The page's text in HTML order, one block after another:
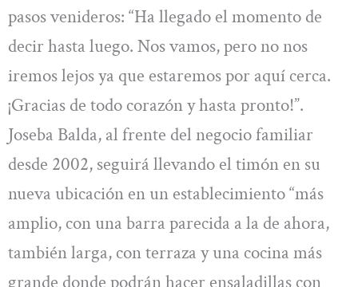
pasos venideros: “Ha llegado el momento de
decir hasta luego. Nos vamos, pero no nos
iremos lejos ya que estaremos por aquí cerca.
¡Gracias de todo corazón y hasta pronto!”.
Joseba Balda, al frente del negocio familiar
desde 2002, seguirá llevando el timón en su
nueva ubicación en un establecimiento “más
amplio, con una barra parecida a la de ahora,
también larga, con terraza y una cocina más
grande donde podrán hacer ensaladillas con